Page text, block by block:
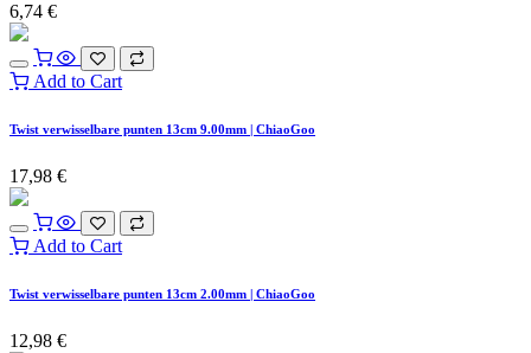
6,74 €
Add to Cart
Twist verwisselbare punten 13cm 9.00mm | ChiaoGoo
17,98 €
Add to Cart
Twist verwisselbare punten 13cm 2.00mm | ChiaoGoo
12,98 €